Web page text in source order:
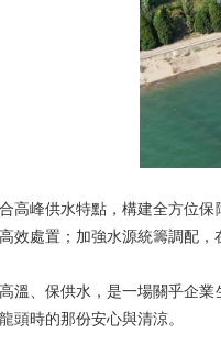
峰供水特點，構建全方位保
效處置；加強水源統籌調配，
、保供水，是一場關乎企業
頭時的那份安心與清涼。